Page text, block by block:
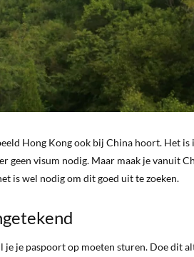
Hong Kong ook bij China hoort. Het
geen visum nodig. Maar maak je vanuit
is wel nodig om dit goed uit te zoeken.
je paspoort op moeten sturen. Doe dit